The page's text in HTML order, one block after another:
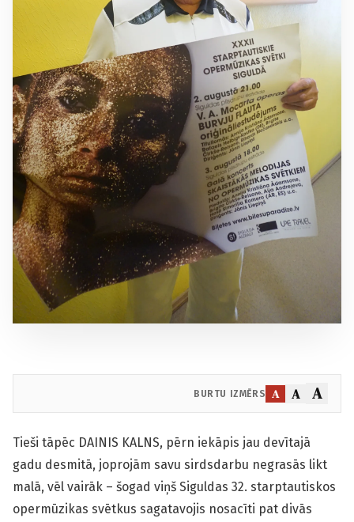
BURTU IZMĒRS A A A
Tieši tāpēc DAINIS KALNS, pērn iekāpis jau devītajā
gadu desmitā, joprojām savu sirdsdarbu negrasās likt
malā, vēl vairāk – šogad viņš Siguldas 32. starptautiskos
opermūzikas svētkus sagatavojis nosacīti pat divās